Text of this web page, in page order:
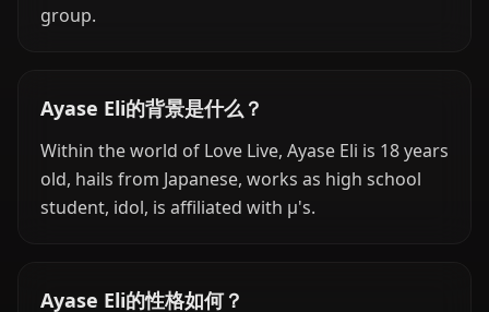
group.
Ayase Eli的背景是什么？
Within the world of Love Live, Ayase Eli is 18 years
old, hails from Japanese, works as high school
student, idol, is affiliated with μ's.
Ayase Eli的性格如何？